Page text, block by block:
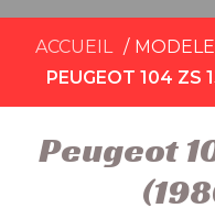
ACCUEIL
PEUGEOT 104 ZS
Peugeot